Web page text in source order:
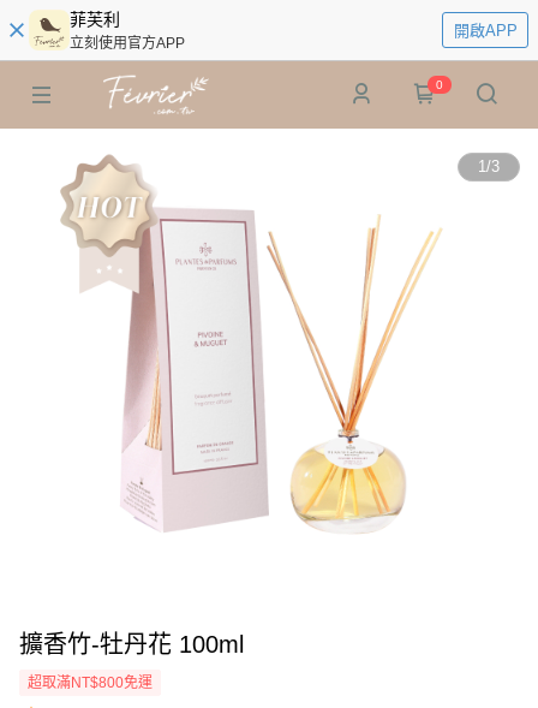
菲芙利
立刻使用官方APP
開啟APP
0
1/3
擴香竹-牡丹花 100ml
超取滿NT$800免運